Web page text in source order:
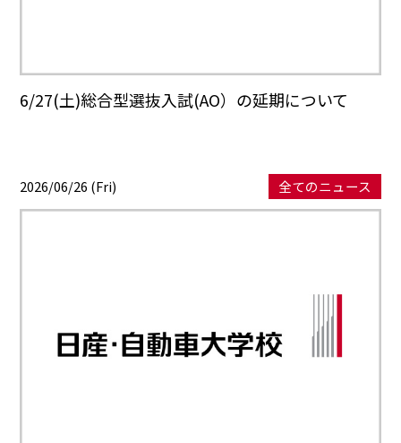
6/27(土)総合型選抜入試(AO）の延期について
2026/06/26 (Fri) 全てのニュース